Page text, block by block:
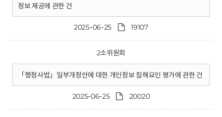
정보 제공에 관한 건
2025-06-25 19107
2소위원회
「행정사법」일부개정안에 대한 개인정보 침해요인 평가에 관한 건
2025-06-25 20020